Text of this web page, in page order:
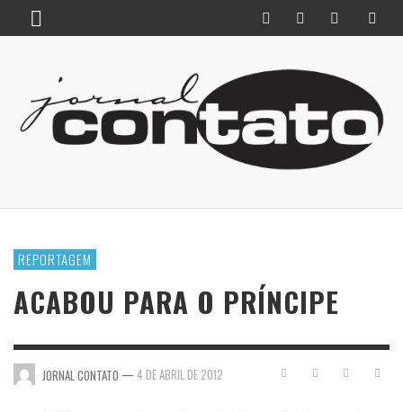
REPORTAGEM
ACABOU PARA O PRÍNCIPE
JORNAL CONTATO — 4 DE ABRIL DE 2012